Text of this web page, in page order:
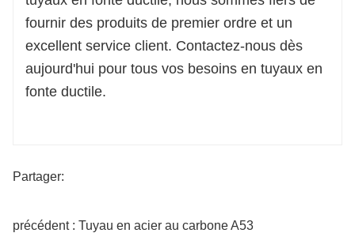
fournir des produits de premier ordre et un
excellent service client. Contactez-nous dès
aujourd'hui pour tous vos besoins en tuyaux en
fonte ductile.
Partager:
précédent : Tuyau en acier au carbone A53